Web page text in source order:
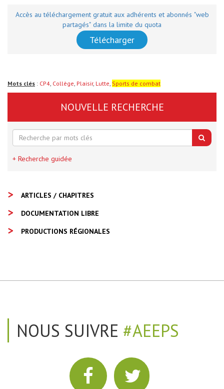
Accès au téléchargement gratuit aux adhérents et abonnés "web
partagés" dans la limite du quota
Télécharger
Mots clés : CP4, Collège, Plaisir, Lutte, Sports de combat
NOUVELLE RECHERCHE
+ Recherche guidée
ARTICLES / CHAPITRES
DOCUMENTATION LIBRE
PRODUCTIONS RÉGIONALES
NOUS SUIVRE #AEEPS